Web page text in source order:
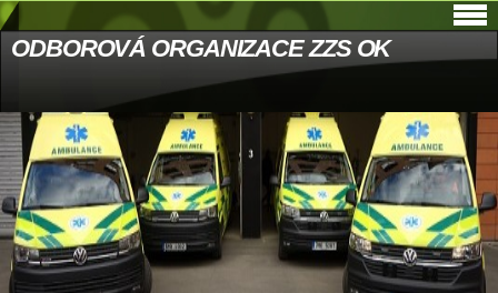
ODBOROVÁ ORGANIZACE ZZS OK